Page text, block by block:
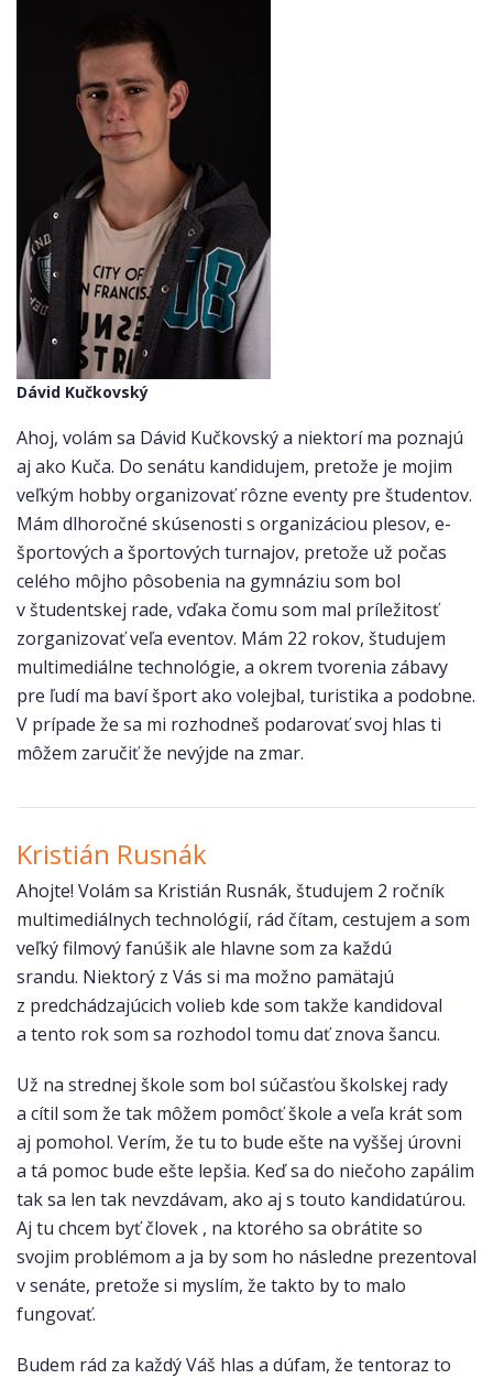
Dávid Kučkovský
Ahoj, volám sa Dávid Kučkovský a niektorí ma poznajú
aj ako Kuča. Do senátu kandidujem, pretože je mojim
veľkým hobby organizovať rôzne eventy pre študentov.
Mám dlhoročné skúsenosti s organizáciou plesov, e-
športových a športových turnajov, pretože už počas
celého môjho pôsobenia na gymnáziu som bol
v študentskej rade, vďaka čomu som mal príležitosť
zorganizovať veľa eventov. Mám 22 rokov, študujem
multimediálne technológie, a okrem tvorenia zábavy
pre ľudí ma baví šport ako volejbal, turistika a podobne.
V prípade že sa mi rozhodneš podarovať svoj hlas ti
môžem zaručiť že nevýjde na zmar.
Kristián Rusnák
Ahojte! Volám sa Kristián Rusnák, študujem 2 ročník
multimediálnych technológií, rád čítam, cestujem a som
veľký filmový fanúšik ale hlavne som za každú
srandu. Niektorý z Vás si ma možno pamätajú
z predchádzajúcich volieb kde som takže kandidoval
a tento rok som sa rozhodol tomu dať znova šancu.
Už na strednej škole som bol súčasťou školskej rady
a cítil som že tak môžem pomôcť škole a veľa krát som
aj pomohol. Verím, že tu to bude ešte na vyššej úrovni
a tá pomoc bude ešte lepšia. Keď sa do niečoho zapálim
tak sa len tak nevzdávam, ako aj s touto kandidatúrou.
Aj tu chcem byť človek , na ktorého sa obrátite so
svojim problémom a ja by som ho následne prezentoval
v senáte, pretože si myslím, že takto by to malo
fungovať.
Budem rád za každý Váš hlas a dúfam, že tentoraz to